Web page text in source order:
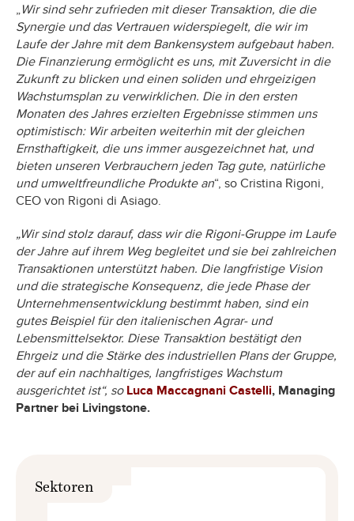
„Wir sind sehr zufrieden mit dieser Transaktion, die die
Synergie und das Vertrauen widerspiegelt, die wir im
Laufe der Jahre mit dem Bankensystem aufgebaut haben.
Die Finanzierung ermöglicht es uns, mit Zuversicht in die
Zukunft zu blicken und einen soliden und ehrgeizigen
Wachstumsplan zu verwirklichen. Die in den ersten
Monaten des Jahres erzielten Ergebnisse stimmen uns
optimistisch: Wir arbeiten weiterhin mit der gleichen
Ernsthaftigkeit, die uns immer ausgezeichnet hat, und
bieten unseren Verbrauchern jeden Tag gute, natürliche
und umweltfreundliche Produkte an“, so Cristina Rigoni,
CEO von Rigoni di Asiago.
„Wir sind stolz darauf, dass wir die Rigoni-Gruppe im Laufe
der Jahre auf ihrem Weg begleitet und sie bei zahlreichen
Transaktionen unterstützt haben. Die langfristige Vision
und die strategische Konsequenz, die jede Phase der
Unternehmensentwicklung bestimmt haben, sind ein
gutes Beispiel für den italienischen Agrar- und
Lebensmittelsektor. Diese Transaktion bestätigt den
Ehrgeiz und die Stärke des industriellen Plans der Gruppe,
der auf ein nachhaltiges, langfristiges Wachstum
ausgerichtet ist“, so Luca Maccagnani Castelli, Managing
Partner bei Livingstone.
Sektoren